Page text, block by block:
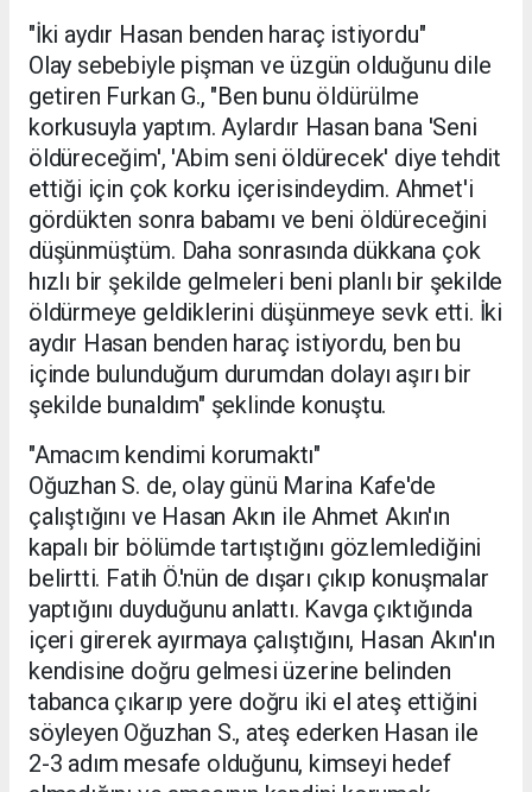
"İki aydır Hasan benden haraç istiyordu"
Olay sebebiyle pişman ve üzgün olduğunu dile
getiren Furkan G., "Ben bunu öldürülme
korkusuyla yaptım. Aylardır Hasan bana 'Seni
öldüreceğim', 'Abim seni öldürecek' diye tehdit
ettiği için çok korku içerisindeydim. Ahmet'i
gördükten sonra babamı ve beni öldüreceğini
düşünmüştüm. Daha sonrasında dükkana çok
hızlı bir şekilde gelmeleri beni planlı bir şekilde
öldürmeye geldiklerini düşünmeye sevk etti. İki
aydır Hasan benden haraç istiyordu, ben bu
içinde bulunduğum durumdan dolayı aşırı bir
şekilde bunaldım" şeklinde konuştu.
"Amacım kendimi korumaktı"
Oğuzhan S. de, olay günü Marina Kafe'de
çalıştığını ve Hasan Akın ile Ahmet Akın'ın
kapalı bir bölümde tartıştığını gözlemlediğini
belirtti. Fatih Ö.'nün de dışarı çıkıp konuşmalar
yaptığını duyduğunu anlattı. Kavga çıktığında
içeri girerek ayırmaya çalıştığını, Hasan Akın'ın
kendisine doğru gelmesi üzerine belinden
tabanca çıkarıp yere doğru iki el ateş ettiğini
söyleyen Oğuzhan S., ateş ederken Hasan ile
2-3 adım mesafe olduğunu, kimseyi hedef